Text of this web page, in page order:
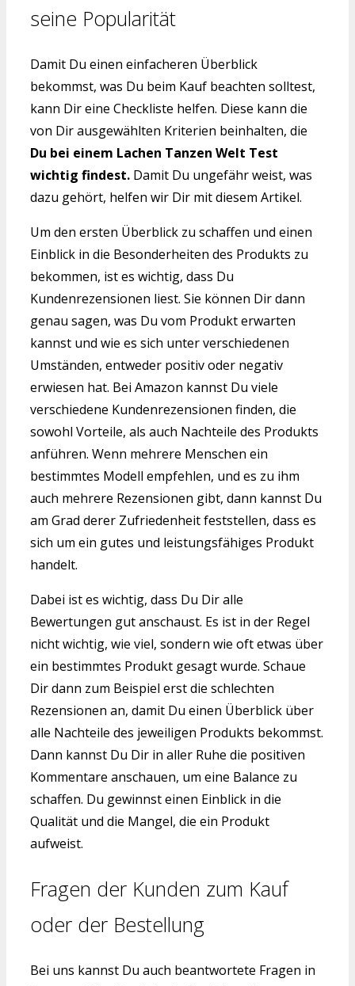
seine Popularität
Damit Du einen einfacheren Überblick
bekommst, was Du beim Kauf beachten solltest,
kann Dir eine Checkliste helfen. Diese kann die
von Dir ausgewählten Kriterien beinhalten, die
Du bei einem Lachen Tanzen Welt Test
wichtig findest. Damit Du ungefähr weist, was
dazu gehört, helfen wir Dir mit diesem Artikel.
Um den ersten Überblick zu schaffen und einen
Einblick in die Besonderheiten des Produkts zu
bekommen, ist es wichtig, dass Du
Kundenrezensionen liest. Sie können Dir dann
genau sagen, was Du vom Produkt erwarten
kannst und wie es sich unter verschiedenen
Umständen, entweder positiv oder negativ
erwiesen hat. Bei Amazon kannst Du viele
verschiedene Kundenrezensionen finden, die
sowohl Vorteile, als auch Nachteile des Produkts
anführen. Wenn mehrere Menschen ein
bestimmtes Modell empfehlen, und es zu ihm
auch mehrere Rezensionen gibt, dann kannst Du
am Grad derer Zufriedenheit feststellen, dass es
sich um ein gutes und leistungsfähiges Produkt
handelt.
Dabei ist es wichtig, dass Du Dir alle
Bewertungen gut anschaust. Es ist in der Regel
nicht wichtig, wie viel, sondern wie oft etwas über
ein bestimmtes Produkt gesagt wurde. Schaue
Dir dann zum Beispiel erst die schlechten
Rezensionen an, damit Du einen Überblick über
alle Nachteile des jeweiligen Produkts bekommst.
Dann kannst Du Dir in aller Ruhe die positiven
Kommentare anschauen, um eine Balance zu
schaffen. Du gewinnst einen Einblick in die
Qualität und die Mangel, die ein Produkt
aufweist.
Fragen der Kunden zum Kauf
oder der Bestellung
Bei uns kannst Du auch beantwortete Fragen in